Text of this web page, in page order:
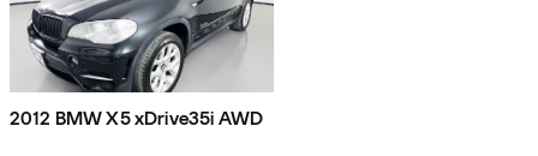
2012 BMW X5 xDrive35i AWD